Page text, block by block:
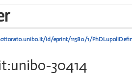
id/eprint/11580/1/
30414